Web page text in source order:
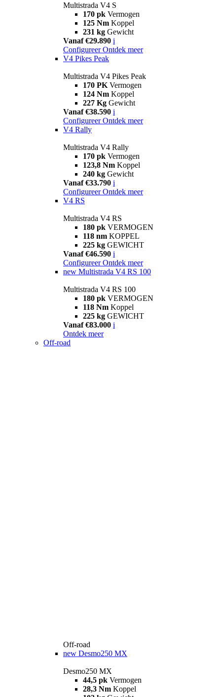
Multistrada V4 S
170 pk Vermogen
125 Nm Koppel
231 kg Gewicht
Vanaf €29.890 i
Configureer Ontdek meer
V4 Pikes Peak
Multistrada V4 Pikes Peak
170 PK Vermogen
124 Nm Koppel
227 Kg Gewicht
Vanaf €38.590 i
Configureer Ontdek meer
V4 Rally
Multistrada V4 Rally
170 pk Vermogen
123,8 Nm Koppel
240 kg Gewicht
Vanaf €33.790 i
Configureer Ontdek meer
V4 RS
Multistrada V4 RS
180 pk VERMOGEN
118 nm KOPPEL
225 kg GEWICHT
Vanaf €46.590 i
Configureer Ontdek meer
new Multistrada V4 RS 100
Multistrada V4 RS 100
180 pk VERMOGEN
118 Nm Koppel
225 kg GEWICHT
Vanaf €83.000 i
Ontdek meer
Off-road
Off-road
new Desmo250 MX
Desmo250 MX
44,5 pk Vermogen
28,3 Nm Koppel